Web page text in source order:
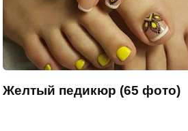
Желтый педикюр (65 фото)